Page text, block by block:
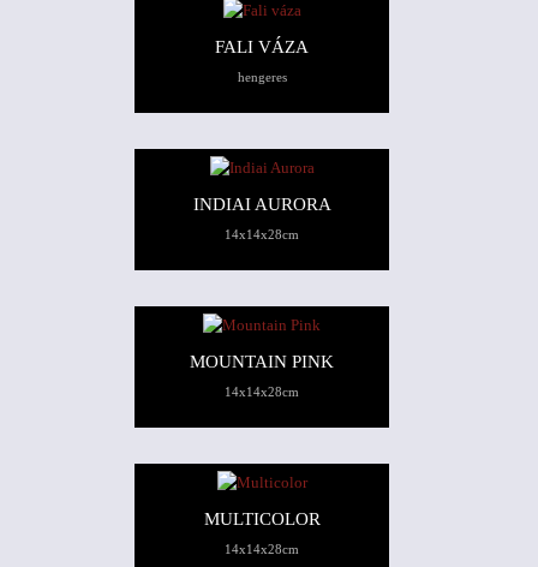
FALI VÁZA
hengeres
INDIAI AURORA
14x14x28cm
MOUNTAIN PINK
14x14x28cm
MULTICOLOR
14x14x28cm